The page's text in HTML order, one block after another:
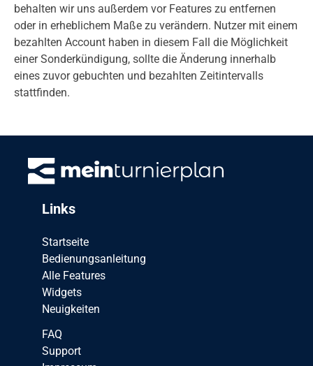
behalten wir uns außerdem vor Features zu entfernen
oder in erheblichem Maße zu verändern. Nutzer mit einem
bezahlten Account haben in diesem Fall die Möglichkeit
einer Sonderkündigung, sollte die Änderung innerhalb
eines zuvor gebuchten und bezahlten Zeitintervalls
stattfinden.
Links
Startseite
Bedienungsanleitung
Alle Features
Widgets
Neuigkeiten
FAQ
Support